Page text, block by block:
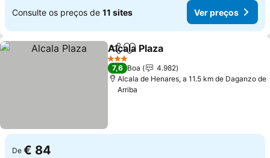
Consulte os preços de 11 sites Ver preços
PartilharAdicionar aos favoritos
Alcala Plaza
3 Estrelas
7,6 Boa
4.982
Alcala de Henares, a 11.5 km de Daganzo de
Arriba
De € 84